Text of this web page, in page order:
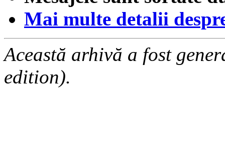
Mai multe detalii
Această arhivă a fost
edition).